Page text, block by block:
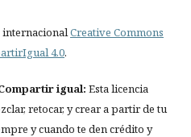
internacionalCreative Commons
4.0.
igual: Esta licencia
retocar, y crear a partir de tu
y cuando te den crédito y